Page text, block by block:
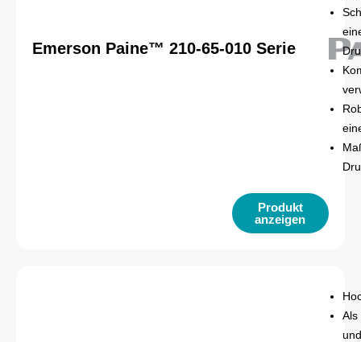
Emerson Paine™ 210-65-010 Serie
Produkt
anzeigen
Als